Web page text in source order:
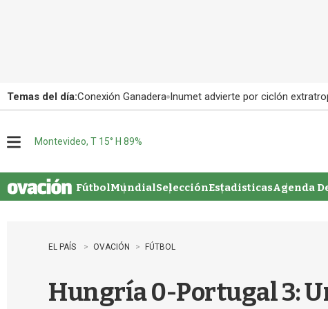
Temas del día:Conexión Ganadera Inumet advierte por ciclón
u
Montevideo, T 15° H 89%
FútbolMundialSelecciónEstadisticasAgenda
EL PAÍS OVACIÓN FÚTBOL
Hungría 0-Portugal 3: